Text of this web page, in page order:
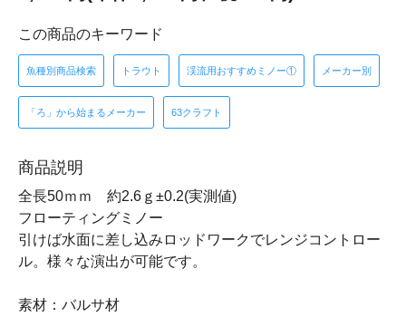
この商品のキーワード
魚種別商品検索 トラウト 渓流用おすすめミノー① メーカー別
「ろ」から始まるメーカー 63クラフト
商品説明
全長50ｍｍ 約2.6ｇ±0.2(実測値)
フローティングミノー
引けば水面に差し込みロッドワークでレンジコントロー
ル。様々な演出が可能です。
素材：バルサ材